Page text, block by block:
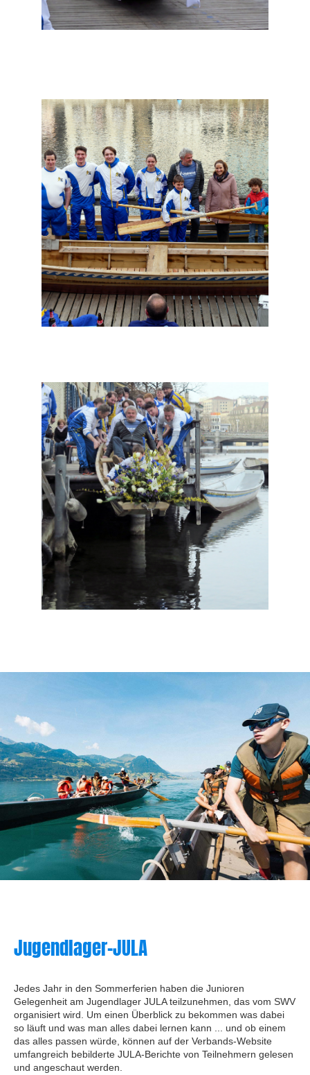
Jugendlager-JULA
Jedes Jahr in den Sommerferien haben die Junioren
Gelegenheit am Jugendlager JULA teilzunehmen, das vom SWV
organisiert wird. Um einen Überblick zu bekommen was dabei
so läuft und was man alles dabei lernen kann ... und ob einem
das alles passen würde, können auf der Verbands-Website
umfangreich bebilderte JULA-Berichte von Teilnehmern gelesen
und angeschaut werden.